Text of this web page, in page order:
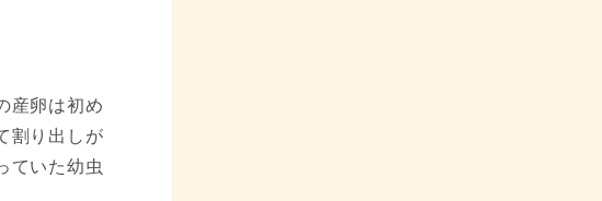
産卵は初め
割り出しが
ていた幼虫